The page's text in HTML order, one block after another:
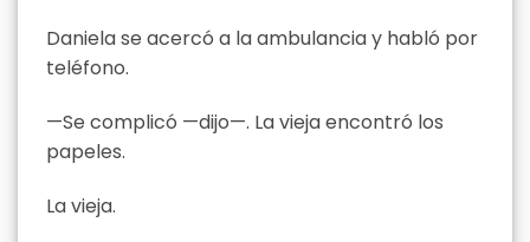
Daniela se acercó a la ambulancia y habló por
teléfono.
—Se complicó —dijo—. La vieja encontró los
papeles.
La vieja.